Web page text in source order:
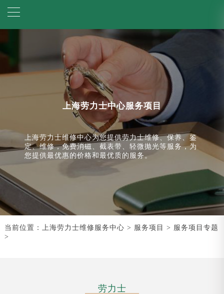
上海劳力士中心服务项目
上海劳力士维修中心为您提供劳力士维修、保养、鉴
定、维修，免费消磁、截表带、轻微抛光等服务，为
您提供最优惠的价格和最优质的服务。
当前位置： 上海劳力士维修服务中心 > 服务项目 > 服务项目专题
>
劳力士